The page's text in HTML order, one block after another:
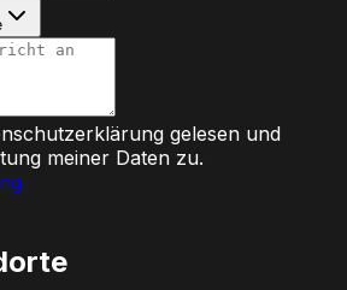
gelesen und
meiner Daten zu.